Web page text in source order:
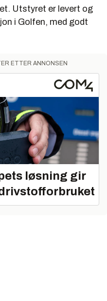
Utstyret er levert og
i Golfen, med godt
ETTER ANNONSEN
løsning gir